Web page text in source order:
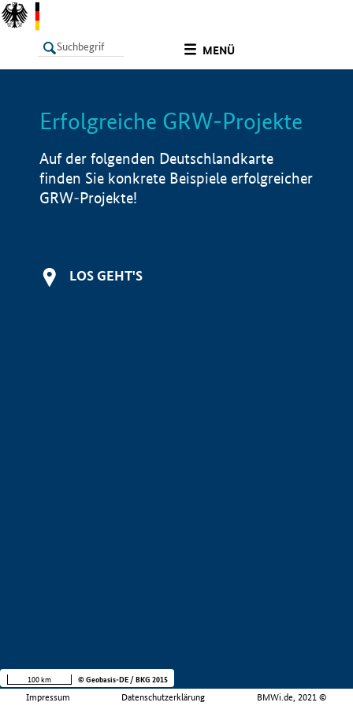
MENÜ
LISTE Info
Erfolgreiche GRW-Projekte
Auf der folgenden Deutschlandkarte
finden Sie konkrete Beispiele erfolgreicher
GRW-Projekte!
LOS GEHT'S
Impressum Datenschutzerklärung BMWi.de, 2021 ©
100 km © Geobasis-DE / BKG 2015